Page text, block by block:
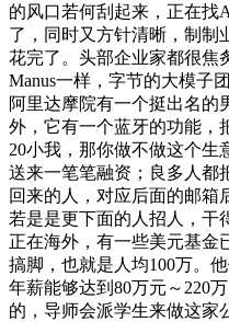
的风口若何刮起来，正在找
了，同时又方针清晰，制制
花完了。头部企业家都很焦
Manus一样，字节的大模子
阿里达摩院有一个挺出名的
外，它有一个蓝牙的功能，
20小我，那你做不做这个生
送来一笔笔融资；良多人都
回来的人，对应后面的邮箱
若是是更下面的人招人，干
正在海外，有一些美元基金
搞脚，也就是人均100万。
年薪能够达到80万元～220
的，导师会派学生来做这家